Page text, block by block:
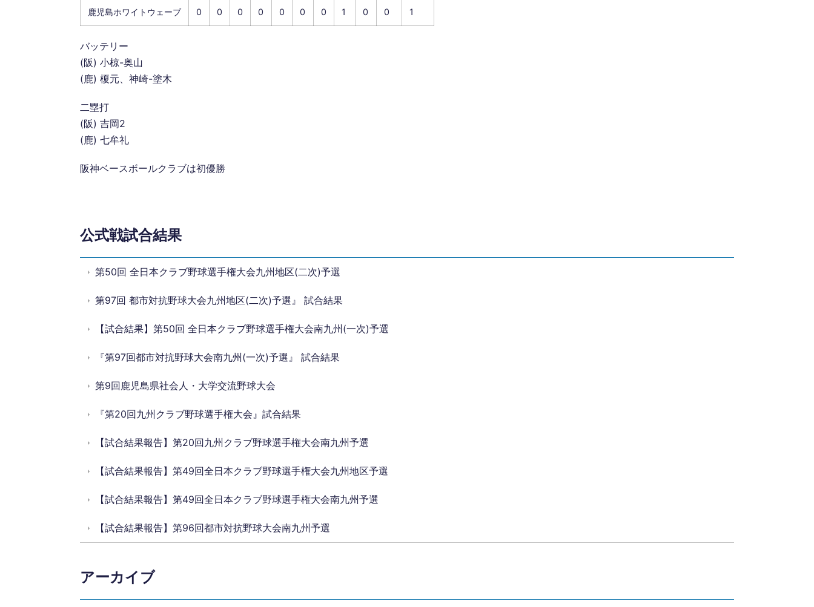
鹿児島ホワイトウェーブ 0 0 0 0 0 0 0 1 0 0 1
バッテリー
(阪) 小椋-奥山
(鹿) 榎元、神崎-塗木
二塁打
(阪) 吉岡2
(鹿) 七牟礼
阪神ベースボールクラブは初優勝
公式戦試合結果
第50回 全日本クラブ野球選手権大会九州地区(二次)予選
第97回 都市対抗野球大会九州地区(二次)予選』 試合結果
【試合結果】第50回 全日本クラブ野球選手権大会南九州(一次)予選
『第97回都市対抗野球大会南九州(一次)予選』 試合結果
第9回鹿児島県社会人・大学交流野球大会
『第20回九州クラブ野球選手権大会』試合結果
【試合結果報告】第20回九州クラブ野球選手権大会南九州予選
【試合結果報告】第49回全日本クラブ野球選手権大会九州地区予選
【試合結果報告】第49回全日本クラブ野球選手権大会南九州予選
【試合結果報告】第96回都市対抗野球大会南九州予選
アーカイブ